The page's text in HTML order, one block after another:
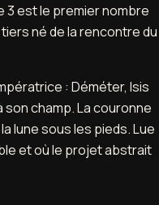
3 est le premier nombre
né de la rencontre du
: Déméter, Isis
champ. La couronne
lune sous les pieds. Lue
et où le projet abstrait